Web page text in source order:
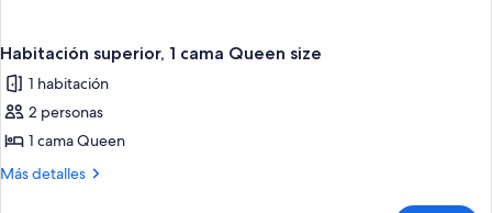
Habitación superior, 1 cama Queen size
1 habitación
2 personas
1 cama Queen
Más detalles
Más